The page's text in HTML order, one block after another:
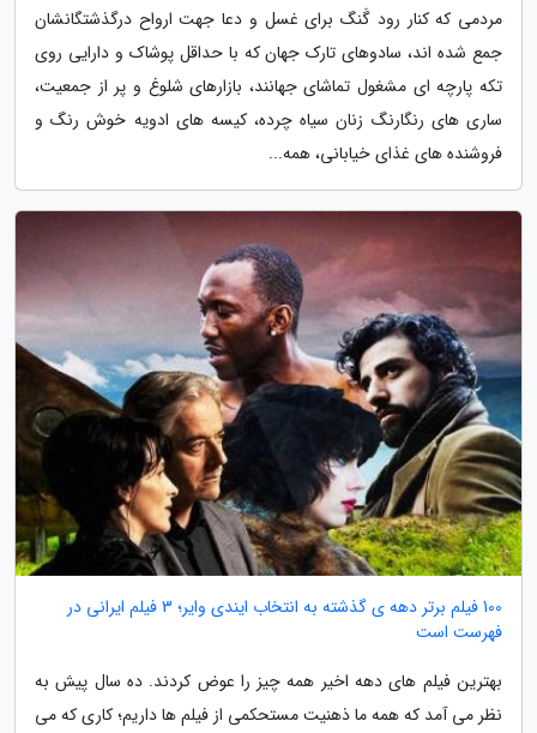
مردمی که کنار رود گَنگ برای غسل و دعا جهت ارواح درگذشتگانشان
جمع شده اند، سادوهای تارک جهان که با حداقل پوشاک و دارایی روی
تکه پارچه ­ای مشغول تماشای جهانند، بازارهای شلوغ و پر از جمعیت،
ساری­ های رنگارنگ زنان سیاه چرده، کیسه ­های ادویه خوش رنگ و
فروشنده ­های غذای خیابانی، همه...
100 فیلم برتر دهه ی گذشته به انتخاب ایندی وایر؛ 3 فیلم ایرانی در
فهرست است
بهترین فیلم های دهه اخیر همه چیز را عوض کردند. ده سال پیش به
نظر می آمد که همه ما ذهنیت مستحکمی از فیلم ها داریم؛ کاری که می